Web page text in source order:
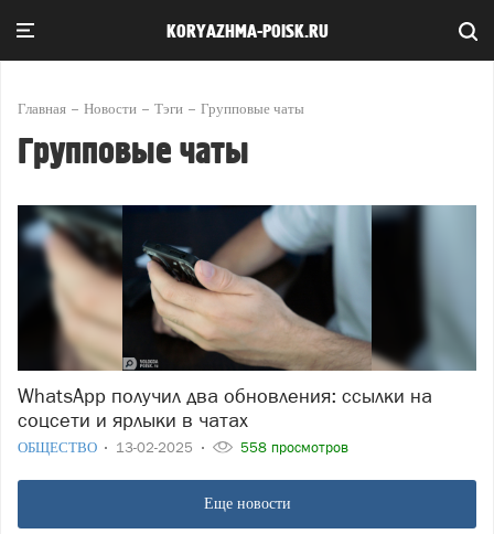
KORYAZHMA-POISK.RU
Главная Новости Тэги Групповые чаты
Групповые чаты
WhatsApp получил два обновления: ссылки на
соцсети и ярлыки в чатах
ОБЩЕСТВО 13-02-2025 558 просмотров
Еще новости